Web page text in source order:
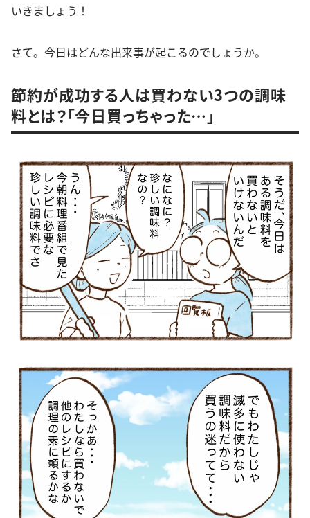
いきましょう！
さて。今日はどんな出来事が起こるのでしょうか。
節約が成功する人は買わない3つの調味
料とは？「今日買っちゃった…」